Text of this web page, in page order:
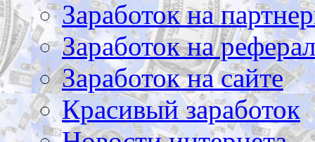
Заработок на
Заработок на
Заработок на сайте
Красивый заработок